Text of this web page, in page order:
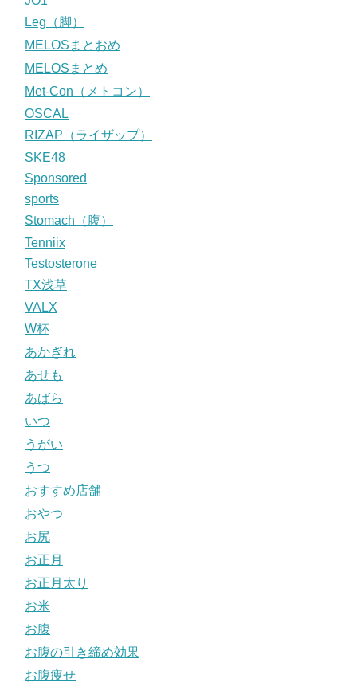
Leg（脚）
MELOSまとおめ
MELOSまとめ
Met-Con（メトコン）
OSCAL
RIZAP（ライザップ）
SKE48
Sponsored
sports
Stomach（腹）
Tenniix
Testosterone
TX浅草
VALX
W杯
あかぎれ
あせも
あばら
いつ
うがい
うつ
おすすめ店舗
おやつ
お尻
お正月
お正月太り
お米
お腹
お腹の引き締め効果
お腹痩せ